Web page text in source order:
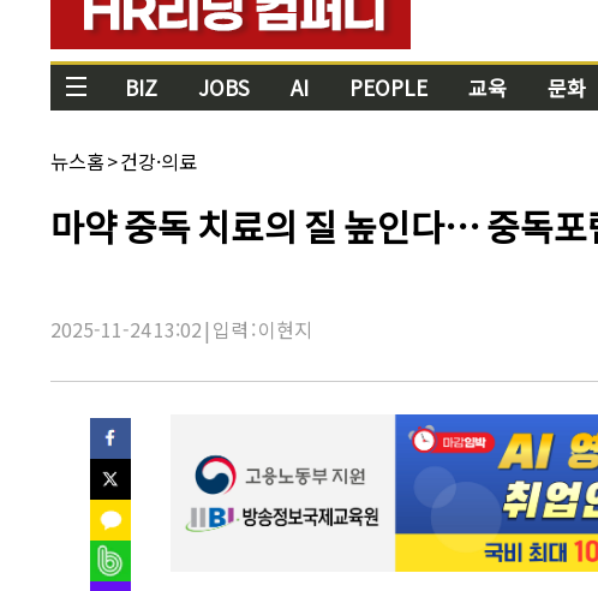
BIZ JOBS AI PEOPLE 교육 문화
채
널
뉴스홈>건강·의료
기
사
마약 중독 치료의 질 높인다… 중독포
2025-11-24 13:02 | 입력 : 이현지